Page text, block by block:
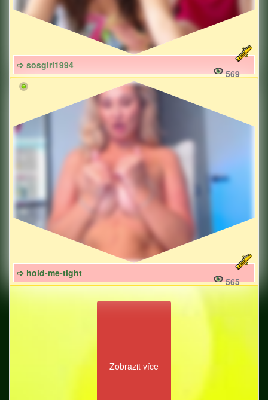
➩ sosgirl1994
569
➩ hold-me-tight
565
Zobrazit více